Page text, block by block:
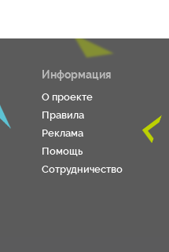
Информация
О проекте
Правила
Реклама
Помощь
Сотрудничество